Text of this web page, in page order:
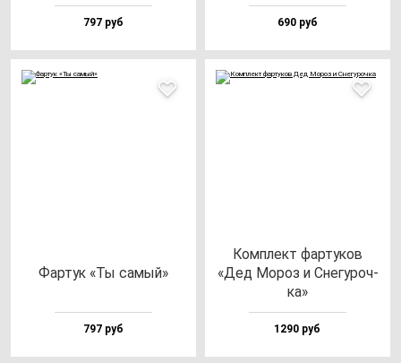
797 руб 690 руб
Фар­тук «Ты са­мый»
797 руб
Ком­плект фар­ту­ков
«Дед Мороз и Сне­гу­роч­
ка»
1290 руб